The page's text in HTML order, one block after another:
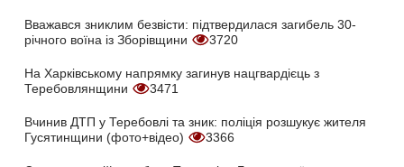
Вважався зниклим безвісти: підтвердилася загибель 30-
річного воїна із Зборівщини
3720
На Харківському напрямку загинув нацгвардієць з
Теребовлянщини
3471
Вчинив ДТП у Теребовлі та зник: поліція розшукує жителя
Гусятинщини (фото+відео)
3366